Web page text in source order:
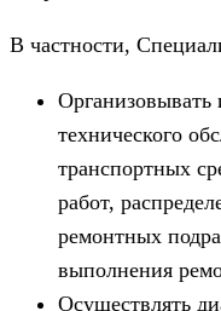
В частности,
Организовывать
технического
транспортных
работ,
ремонтных
выполнения
Осуществлять